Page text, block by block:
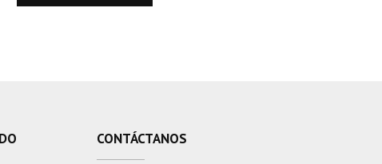
CONTÁCTANOS